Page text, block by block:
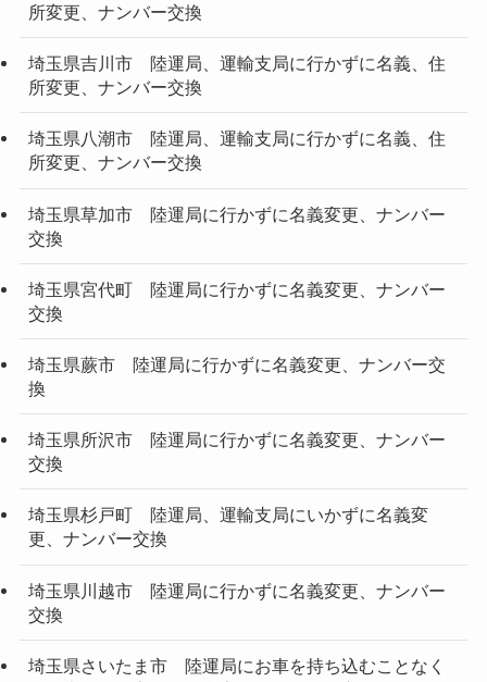
所変更、ナンバー交換
埼玉県吉川市 陸運局、運輸支局に行かずに名義、住
所変更、ナンバー交換
埼玉県八潮市 陸運局、運輸支局に行かずに名義、住
所変更、ナンバー交換
埼玉県草加市 陸運局に行かずに名義変更、ナンバー
交換
埼玉県宮代町 陸運局に行かずに名義変更、ナンバー
交換
埼玉県蕨市 陸運局に行かずに名義変更、ナンバー交
換
埼玉県所沢市 陸運局に行かずに名義変更、ナンバー
交換
埼玉県杉戸町 陸運局、運輸支局にいかずに名義変
更、ナンバー交換
埼玉県川越市 陸運局に行かずに名義変更、ナンバー
交換
埼玉県さいたま市 陸運局にお車を持ち込むことなく